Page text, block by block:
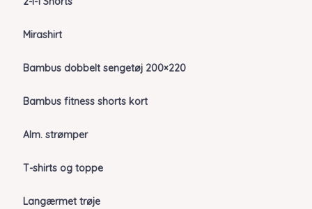
Mirashirt
Bambus dobbelt sengetøj 200×220
Bambus fitness shorts kort
Alm. strømper
T-shirts og toppe
Langærmet trøje